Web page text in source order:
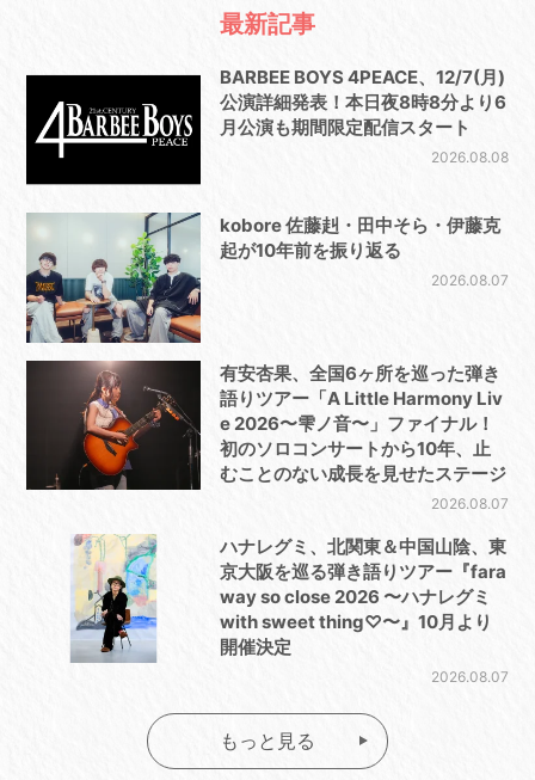
最新記事
BARBEE BOYS 4PEACE、12/7(月)
公演詳細発表！本日夜8時8分より6
月公演も期間限定配信スタート
2026.08.08
kobore 佐藤赳・田中そら・伊藤克
起が10年前を振り返る
2026.08.07
有安杏果、全国6ヶ所を巡った弾き
語りツアー「A Little Harmony Liv
e 2026〜雫ノ音〜」ファイナル！
初のソロコンサートから10年、止
むことのない成長を見せたステージ
2026.08.07
ハナレグミ、北関東＆中国山陰、東
京大阪を巡る弾き語りツアー『fara
way so close 2026 〜ハナレグミ
with sweet thing♡〜』10月より
開催決定
2026.08.07
もっと見る